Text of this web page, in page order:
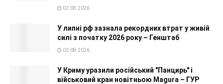
02.08.2026
У липні рф зазнала рекордних втрат у живій
силі з початку 2026 року – Генштаб
02.08.2026
У Криму уразили російський "Панцирь" і
військовий кран новітньою Magura – ГУР